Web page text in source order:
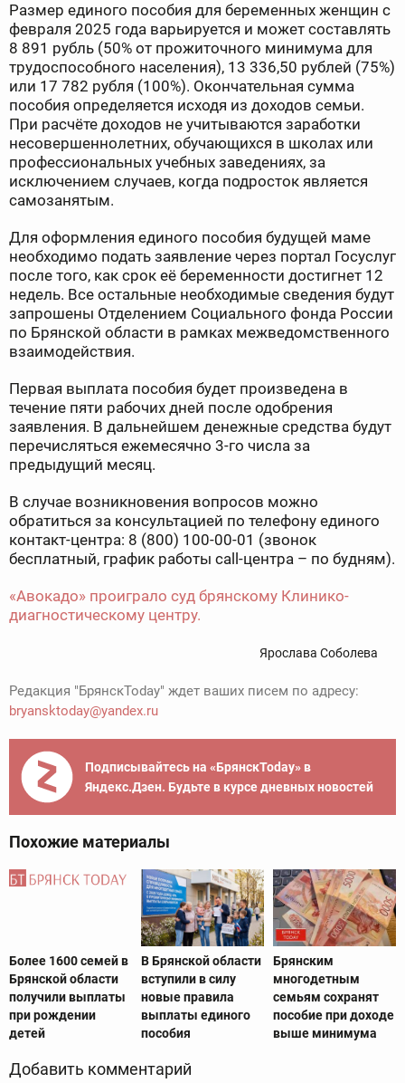
Размер единого пособия для беременных женщин с
февраля 2025 года варьируется и может составлять
8 891 рубль (50% от прожиточного минимума для
трудоспособного населения), 13 336,50 рублей (75%)
или 17 782 рубля (100%). Окончательная сумма
пособия определяется исходя из доходов семьи.
При расчёте доходов не учитываются заработки
несовершеннолетних, обучающихся в школах или
профессиональных учебных заведениях, за
исключением случаев, когда подросток является
самозанятым.
Для оформления единого пособия будущей маме
необходимо подать заявление через портал Госуслуг
после того, как срок её беременности достигнет 12
недель. Все остальные необходимые сведения будут
запрошены Отделением Социального фонда России
по Брянской области в рамках межведомственного
взаимодействия.
Первая выплата пособия будет произведена в
течение пяти рабочих дней после одобрения
заявления. В дальнейшем денежные средства будут
перечисляться ежемесячно 3-го числа за
предыдущий месяц.
В случае возникновения вопросов можно
обратиться за консультацией по телефону единого
контакт-центра: 8 (800) 100-00-01 (звонок
бесплатный, график работы call-центра – по будням).
«Авокадо» проиграло суд брянскому Клинико-
диагностическому центру.
Ярослава Соболева
Редакция "БрянскToday" ждет ваших писем по адресу:
bryansktoday@yandex.ru
Подписывайтесь на «БрянскToday» в
Яндекс.Дзен. Будьте в курсе дневных новостей
Похожие материалы
Более 1600 семей в
Брянской области
получили выплаты
при рождении
детей
В Брянской области
вступили в силу
новые правила
выплаты единого
пособия
Брянским
многодетным
семьям сохранят
пособие при доходе
выше минимума
Добавить комментарий